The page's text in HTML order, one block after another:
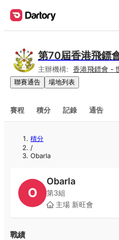
第70屆香港飛鏢
主辦機構: 香港飛鏢會 -
聯賽通告 場地列表
賽程 積分 記錄 通告
積分
/
Obarla
O
Obarla
第3組
主場 新旺會
戰績